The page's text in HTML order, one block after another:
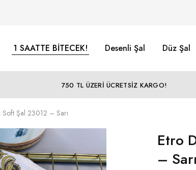
1 SAATTE BİTECEK! Desenli Şal Düz Şal
750 TL ÜZERİ ÜCRETSİZ KARGO!
Şal 23012 – Sarı
Etro
– Sarı